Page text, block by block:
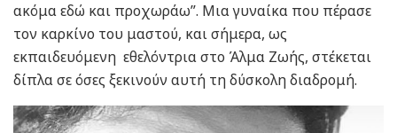
ακόμα εδώ και προχωράω”. Μια γυναίκα που πέρασε
τον καρκίνο του μαστού, και σήμερα, ως
εκπαιδευόμενη εθελόντρια στο Άλμα Ζωής, στέκεται
δίπλα σε όσες ξεκινούν αυτή τη δύσκολη διαδρομή.